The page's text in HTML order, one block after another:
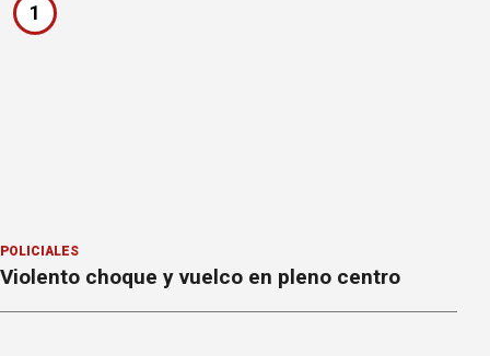
1
POLICIALES
Violento choque y vuelco en pleno centro